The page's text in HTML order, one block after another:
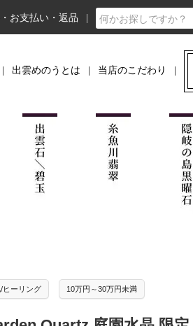
お支払い・返品
出雲めのうとは 当店のこだわり
ヒーリング 10万円～30万円未満